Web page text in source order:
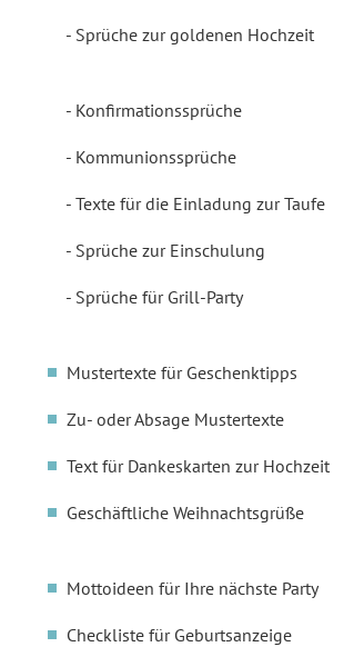
Sprüche zur goldenen Hochzeit
Konfirmationssprüche
Kommunionssprüche
Texte für die Einladung zur Taufe
Sprüche zur Einschulung
Sprüche für Grill-Party
Mustertexte für Geschenktipps
Zu- oder Absage Mustertexte
Text für Dankeskarten zur Hochzeit
Geschäftliche Weihnachtsgrüße
Mottoideen für Ihre nächste Party
Checkliste für Geburtsanzeige